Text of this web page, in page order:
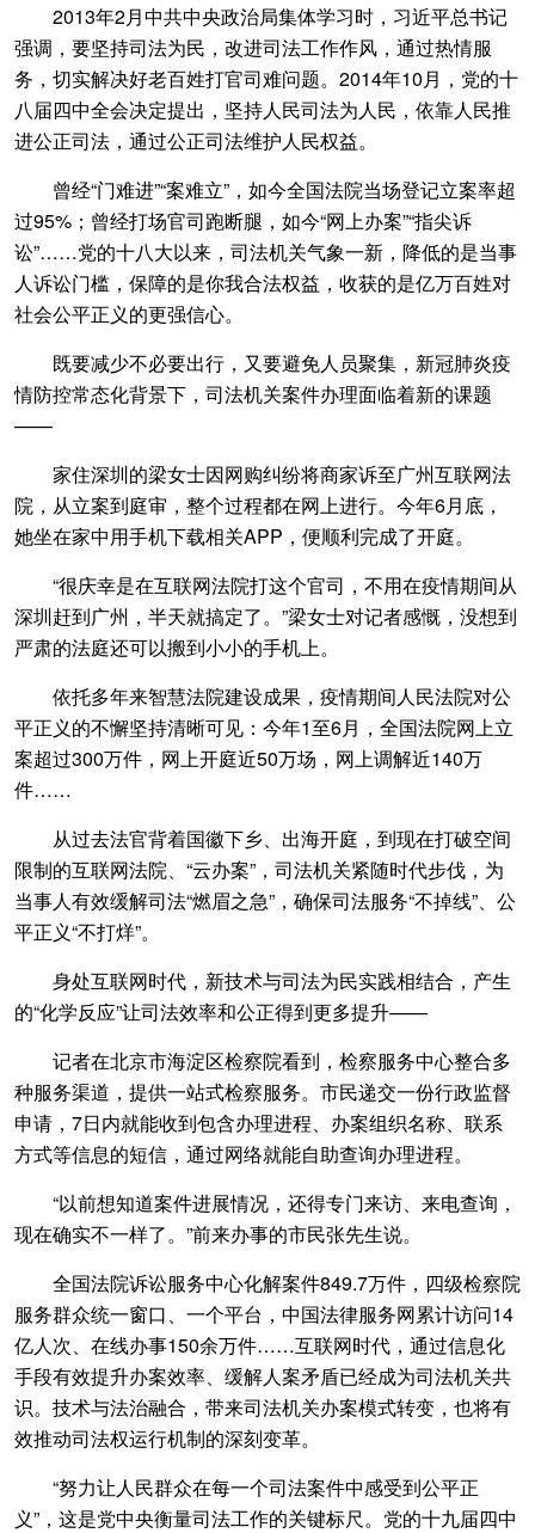
2013年2月中共中央政治局集体学习时，习近平总书记
强调，要坚持司法为民，改进司法工作作风，通过热情服
务，切实解决好老百姓打官司难问题。2014年10月，党的十
八届四中全会决定提出，坚持人民司法为人民，依靠人民推
进公正司法，通过公正司法维护人民权益。
曾经“门难进”“案难立”，如今全国法院当场登记立案率超
过95%；曾经打场官司跑断腿，如今“网上办案”“指尖诉
讼”……党的十八大以来，司法机关气象一新，降低的是当事
人诉讼门槛，保障的是你我合法权益，收获的是亿万百姓对
社会公平正义的更强信心。
既要减少不必要出行，又要避免人员聚集，新冠肺炎疫
情防控常态化背景下，司法机关案件办理面临着新的课题
——
家住深圳的梁女士因网购纠纷将商家诉至广州互联网法
院，从立案到庭审，整个过程都在网上进行。今年6月底，
她坐在家中用手机下载相关APP，便顺利完成了开庭。
“很庆幸是在互联网法院打这个官司，不用在疫情期间从
深圳赶到广州，半天就搞定了。”梁女士对记者感慨，没想到
严肃的法庭还可以搬到小小的手机上。
依托多年来智慧法院建设成果，疫情期间人民法院对公
平正义的不懈坚持清晰可见：今年1至6月，全国法院网上立
案超过300万件，网上开庭近50万场，网上调解近140万
件……
从过去法官背着国徽下乡、出海开庭，到现在打破空间
限制的互联网法院、“云办案”，司法机关紧随时代步伐，为
当事人有效缓解司法“燃眉之急”，确保司法服务“不掉线”、公
平正义“不打烊”。
身处互联网时代，新技术与司法为民实践相结合，产生
的“化学反应”让司法效率和公正得到更多提升——
记者在北京市海淀区检察院看到，检察服务中心整合多
种服务渠道，提供一站式检察服务。市民递交一份行政监督
申请，7日内就能收到包含办理进程、办案组织名称、联系
方式等信息的短信，通过网络就能自助查询办理进程。
“以前想知道案件进展情况，还得专门来访、来电查询，
现在确实不一样了。”前来办事的市民张先生说。
全国法院诉讼服务中心化解案件849.7万件，四级检察院
服务群众统一窗口、一个平台，中国法律服务网累计访问14
亿人次、在线办事150余万件……互联网时代，通过信息化
手段有效提升办案效率、缓解人案矛盾已经成为司法机关共
识。技术与法治融合，带来司法机关办案模式转变，也将有
效推动司法权运行机制的深刻变革。
“努力让人民群众在每一个司法案件中感受到公平正
义”，这是党中央衡量司法工作的关键标尺。党的十九届四中